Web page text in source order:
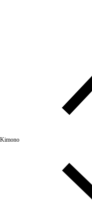
Kimono